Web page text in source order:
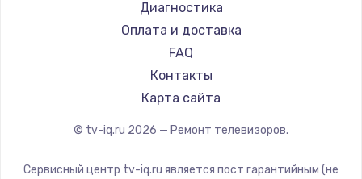
Замена видеокарты
1600 руб.
Заказать
Ремонт разъема питания
880 руб.
Заказать
Hyundai
Doffler
Hiper
Grundig
HITACHI
Диагностика
Оплата и доставка
FAQ
Контакты
Карта сайта
© tv-iq.ru 2026 — Ремонт телевизоров.
Сервисный центр tv-iq.ru является пост гарантийным (не